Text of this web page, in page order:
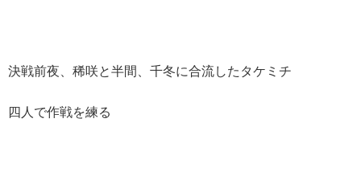
決戦前夜、稀咲と半間、千冬に合流したタケミチ
四人で作戦を練る